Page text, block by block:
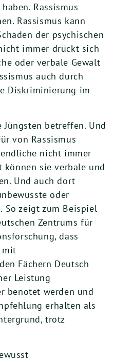
Rassismus
Rassismus kann
der psychischen
immer drückt sich
oder verbale Gewalt
auch durch
Diskriminierung im
Jüngsten betreffen. Und
von Rassismus
nicht immer
können sie verbale und
Und auch dort
oder
So zeigt zum Beispiel
Zentrums für
dass
mit
Fächern Deutsch
Leistung
benotet werden und
erhalten als
trotz